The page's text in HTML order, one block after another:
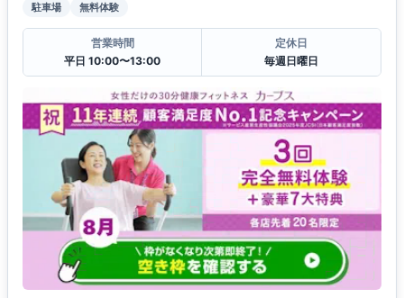
駐車場 無料体験
営業時間
平日 10:00〜13:00
定休日
毎週日曜日